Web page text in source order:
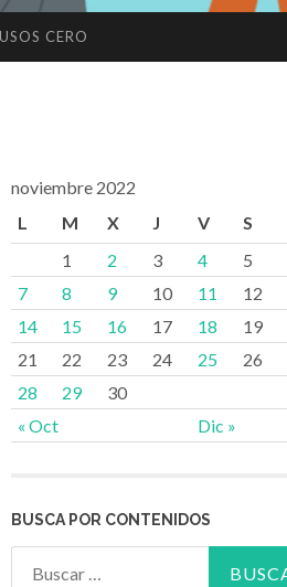
CERO
noviembre 2022
L
M X J V S
« Oct Dic »
1 2 3 4 5
7
8 9 10 11 12
14
15 16 17 18 19
21
22 23 24 25 26
28
29 30
BUSCA POR CONTENIDOS